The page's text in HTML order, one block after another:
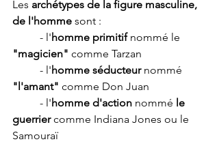
Les archétypes de la figure masculine,
de l'homme sont :
	- l'
homme primitif nommé le
"magicien" comme Tarzan
	- l'
homme séducteur nommé
"l'amant" comme Don Juan
	- l'
homme d'action nommé le
guerrier comme Indiana Jones ou le
Samouraï